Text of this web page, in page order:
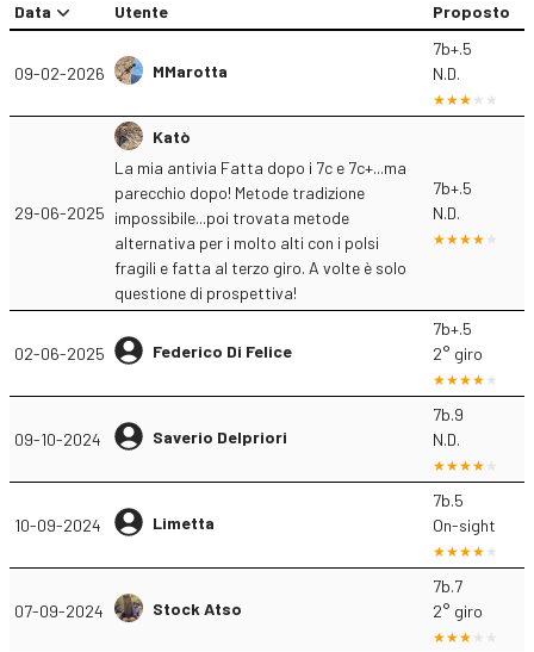
Data Utente Proposto
09-02-2026 MMarotta
7b+.5
N.D.
29-06-2025
Katò
La mia antivia Fatta dopo i 7c e 7c+...ma
parecchio dopo! Metode tradizione
impossibile...poi trovata metode
alternativa per i molto alti con i polsi
fragili e fatta al terzo giro. A volte è solo
questione di prospettiva!
7b+.5
N.D.
02-06-2025 Federico Di Felice
7b+.5
2° giro
09-10-2024 Saverio Delpriori
7b.9
N.D.
10-09-2024 Limetta
7b.5
On-sight
07-09-2024 Stock Atso
7b.7
2° giro